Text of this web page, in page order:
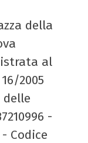
della
al
2005
delle
-
- Codice